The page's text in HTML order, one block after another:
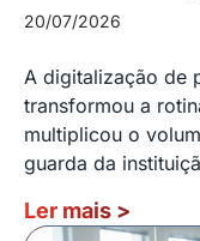
20/07/2026
A digitalização de
transformou a
multiplicou o
guarda da
Ler mais >